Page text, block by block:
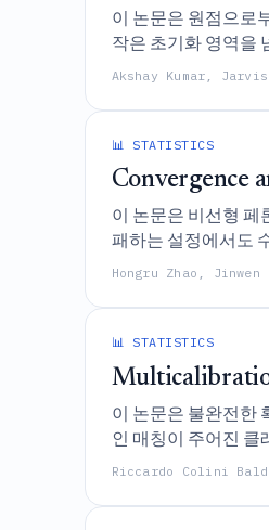
이 논문은 원점으로
작은 초기화 영역을
Akshay Kumar,
📊 STATISTICS
Convergence
이 논문은 비선형 페
패하는 설정에서도
Hongru Zhao, Jinwen
📊 STATISTICS
이 논문은 불완전한
인 매칭이 주어진 클
Riccardo Colini